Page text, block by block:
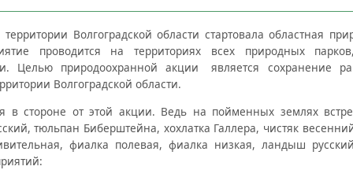
Волгоградской области стартовала областная
проводится на территориях всех природных
Целью природоохранной акции
является сохранение
Волгоградской области.
в стороне от этой акции. Ведь на пойменных землях
тюльпан Биберштейна, хохлатка Галлера, чистяк
фиалка полевая, фиалка низкая, ландыш